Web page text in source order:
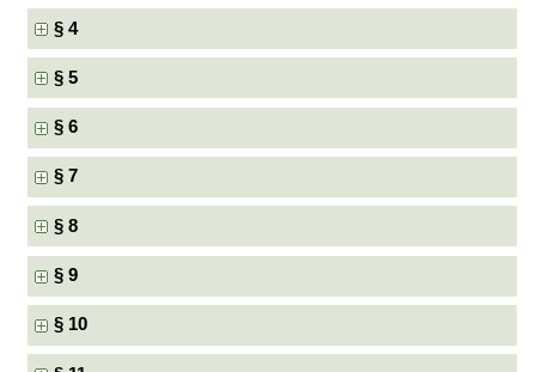
§ 4
§ 5
§ 6
§ 7
§ 8
§ 9
§ 10